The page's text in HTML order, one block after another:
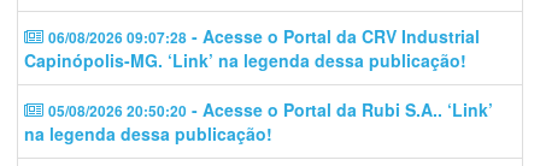
06/08/2026 09:07:28 - Acesse o Portal da CRV Industrial
Capinópolis-MG. ‘Link’ na legenda dessa publicação!
05/08/2026 20:50:20 - Acesse o Portal da Rubi S.A.. ‘Link’
na legenda dessa publicação!